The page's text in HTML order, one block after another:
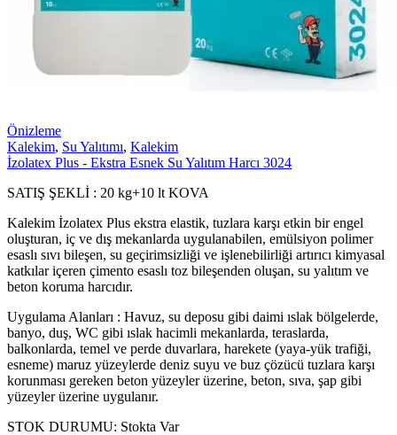
Önizleme
Kalekim, Su Yalıtımı, Kalekim
İzolatex Plus - Ekstra Esnek Su Yalıtım Harcı 3024
SATIŞ ŞEKLİ : 20 kg+10 lt KOVA
Kalekim İzolatex Plus ekstra elastik, tuzlara karşı etkin bir engel
oluşturan, iç ve dış mekanlarda uygulanabilen, emülsiyon polimer
esaslı sıvı bileşen, su geçirimsizliği ve işlenebilirliği artırıcı kimyasal
katkılar içeren çimento esaslı toz bileşenden oluşan, su yalıtım ve
beton koruma harcıdır.
Uygulama Alanları : Havuz, su deposu gibi daimi ıslak bölgelerde,
banyo, duş, WC gibi ıslak hacimli mekanlarda, teraslarda,
balkonlarda, temel ve perde duvarlara, harekete (yaya-yük trafiği,
esneme) maruz yüzeylerde deniz suyu ve buz çözücü tuzlara karşı
korunması gereken beton yüzeyler üzerine, beton, sıva, şap gibi
yüzeyler üzerine uygulanır.
STOK DURUMU: Stokta Var